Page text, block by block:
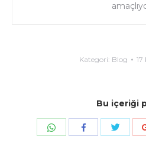
Kategori: Blog 17
Bu içeriği
Share with WhatsApp
Share withShare